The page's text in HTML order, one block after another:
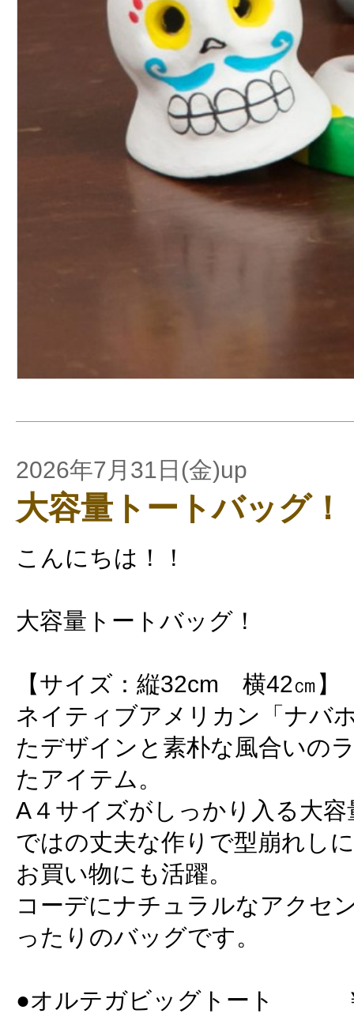
2026年7月31日(金)up
大容量トートバッグ！
こんにちは！！
大容量トートバッグ！
【サイズ：縦32cm 横42㎝】
ネイティブアメリカン「ナバ
たデザインと素朴な風合いの
たアイテム。
A４サイズがしっかり入る大
ではの丈夫な作りで型崩れし
お買い物にも活躍。
コーデにナチュラルなアクセ
ったりのバッグです。
●オルテガビッグトート